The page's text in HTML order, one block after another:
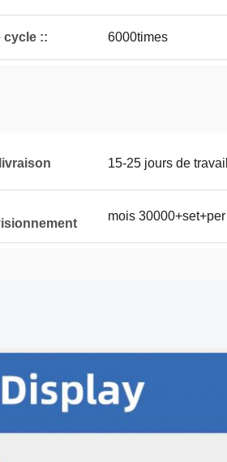
cycle :: 6000times
15-25 jours de travail
mois 30000+set+per